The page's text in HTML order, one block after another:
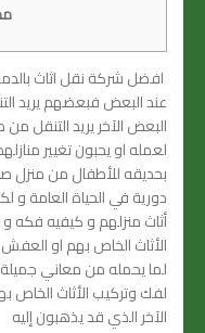
افضل شركة نقل اثاث
عند البعض فبعضهم يريد
البعض الآخر يريد التنقل
لعمله او يحبون تغيير
بحديقه للأطفال من منزل
دورية في الحياة العامة
أثاث منزلهم و كيفيه فكه
الأثاث الخاص بهم او
لما يحمله من معاني
لفك وتركيب الأثاث الخاص
الآخر الذي قد يذهبون إليه